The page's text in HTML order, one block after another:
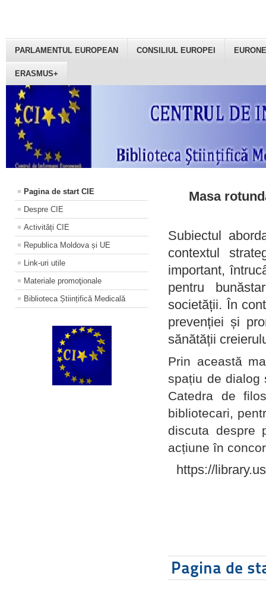
PARLAMENTUL EUROPEAN CONSILIUL EUROPEI
ERASMUS+
Pagina de start CIE
Despre CIE
Activități CIE
Republica Moldova și UE
Link-uri utile
Materiale promoţionale
Biblioteca Științifică Medicală
Masa
Subiectul
contextul
important,
pentru
societății. În
prevenției și
sănătății
Prin această
spațiu de dialog
Catedra de
bibliotecari,
discuta despre
acțiune în
https://
Pagina de